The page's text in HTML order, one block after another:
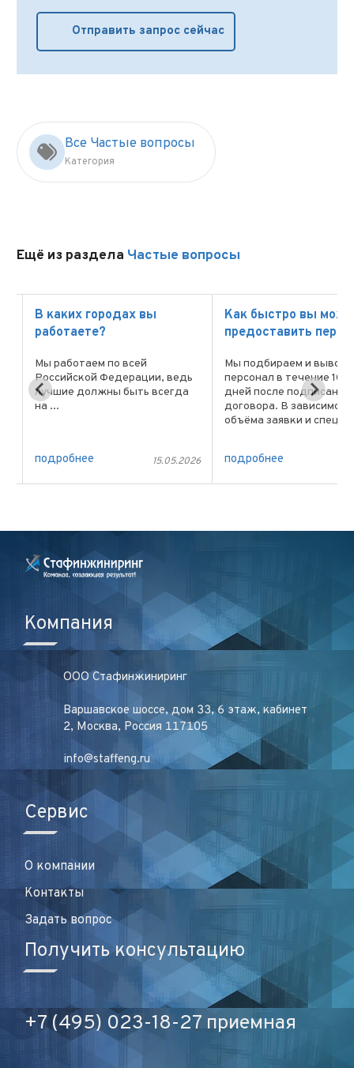
Отправить запрос сейчас
Все Частые вопросы
Категория
Ещё из раздела Частые вопросы
В каких городах вы
работаете?
Мы работаем по всей
Российской Федерации, ведь
лучшие должны быть всегда
на ...
подробнее 15.05.2026
Как быстро вы
предоставить
Мы подбираем и
персонал в течение 10
дней после подписания
договора. В
объёма заявки и
конечно обсуждаем с
подробнее
Компания
ООО Стафинжиниринг
Варшавское шоссе, дом 33, 6 этаж, кабинет
2, Москва, Россия 117105
info@staffeng.ru
Сервис
О компании
Контакты
Задать вопрос
Получить консультацию
+7 (495) 023-18-27 приемная